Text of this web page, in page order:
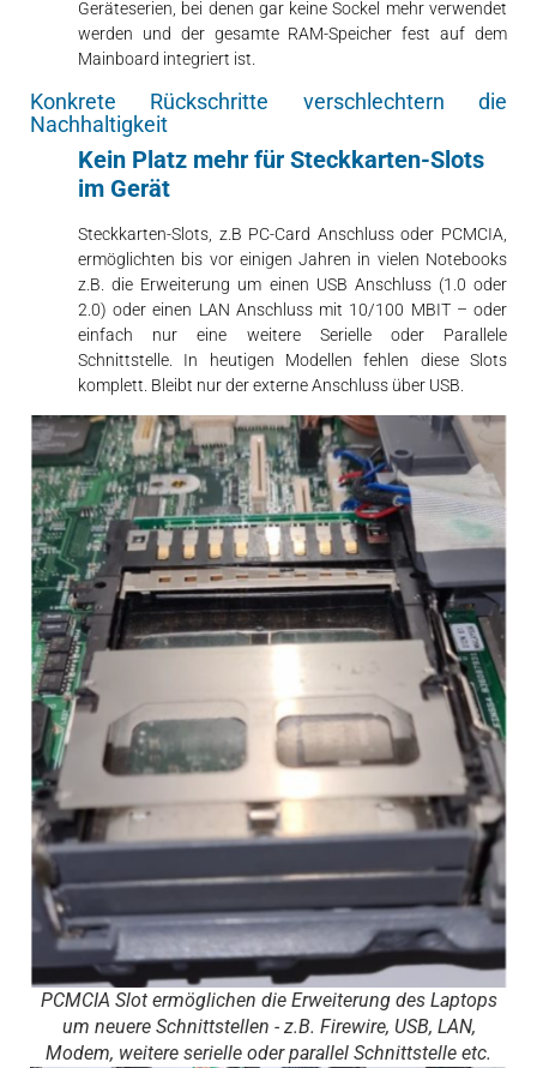
Geräteserien, bei denen gar keine Sockel mehr verwendet
werden und der gesamte RAM-Speicher fest auf dem
Mainboard integriert ist.
Konkrete Rückschritte verschlechtern die
Nachhaltigkeit
Kein Platz mehr für Steckkarten-Slots
im Gerät
Steckkarten-Slots, z.B PC-Card Anschluss oder PCMCIA,
ermöglichten bis vor einigen Jahren in vielen Notebooks
z.B. die Erweiterung um einen USB Anschluss (1.0 oder
2.0) oder einen LAN Anschluss mit 10/100 MBIT – oder
einfach nur eine weitere Serielle oder Parallele
Schnittstelle. In heutigen Modellen fehlen diese Slots
komplett. Bleibt nur der externe Anschluss über USB.
PCMCIA Slot ermöglichen die Erweiterung des Laptops
um neuere Schnittstellen - z.B. Firewire, USB, LAN,
Modem, weitere serielle oder parallel Schnittstelle etc.